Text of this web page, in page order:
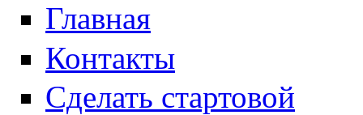
Главная
Контакты
Сделать стартовой